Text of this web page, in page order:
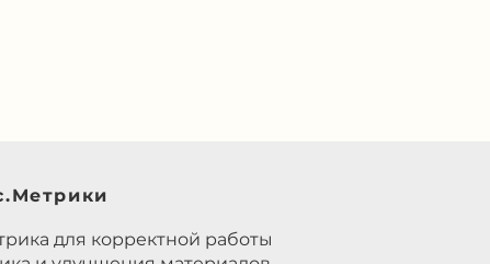
для корректной работы